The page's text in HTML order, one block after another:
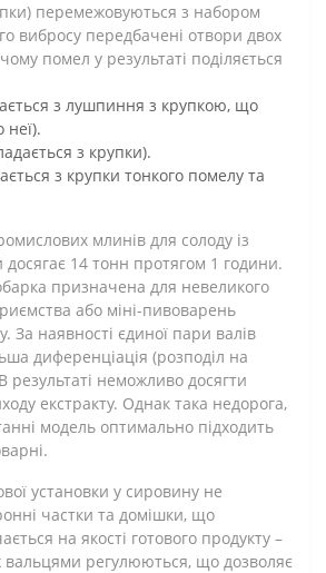
перемежовуються з набором
вибросу передбачені отвори двох
помел у результаті поділяється
з лушпиння з крупкою, що
з крупки).
з крупки тонкого помелу та
млинів для солоду із
14 тонн протягом 1 години.
призначена для невеликого
або міні-пивоварень
За наявності єдиної пари валів
диференціація (розподіл на
результаті неможливо досягти
екстракту. Однак така недорога,
модель оптимально підходить
установки у сировину не
частки та домішки, що
на якості готового продукту –
вальцями регулюються, що дозволяє